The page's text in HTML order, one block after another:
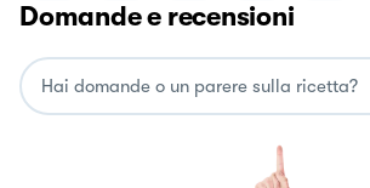
Domande e recensioni